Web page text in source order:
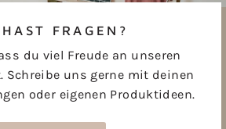
FRAGEN?
du viel Freude an unseren
Schreibe uns gerne mit deinen
oder eigenen Produktideen.